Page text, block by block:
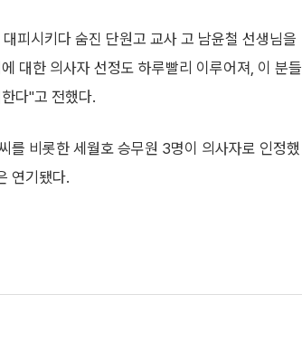
피시키다 숨진 단원고 교사 고 남윤철 선생님을
대한 의사자 선정도 하루빨리 이루어져, 이 분들
다"고 전했다.
를 비롯한 세월호 승무원 3명이 의사자로 인정했
연기됐다.